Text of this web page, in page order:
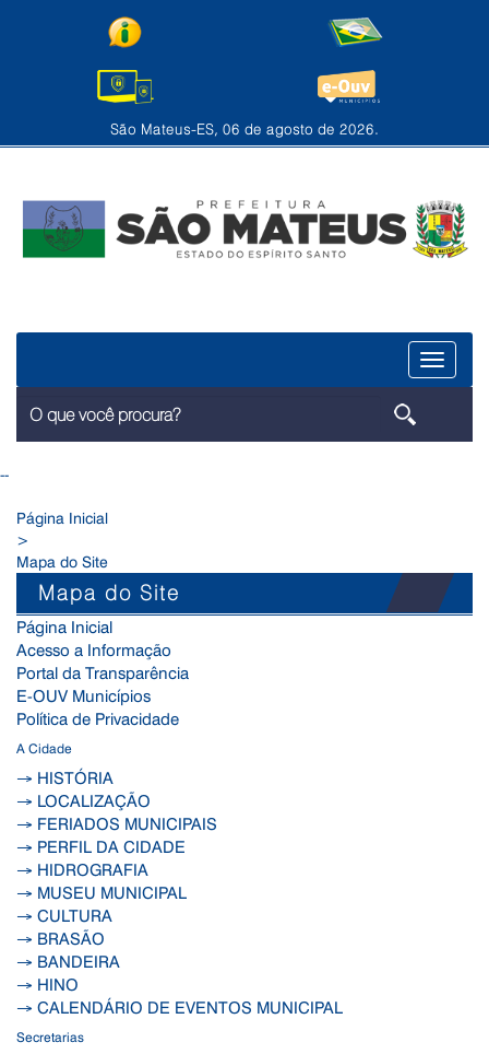
São Mateus-ES, 06 de agosto de 2026.
Menu
--
Página Inicial
>
Mapa do Site
Mapa do Site
Página Inicial
Acesso a Informação
Portal da Transparência
E-OUV Municípios
Política de Privacidade
A Cidade
→ HISTÓRIA
→ LOCALIZAÇÃO
→ FERIADOS MUNICIPAIS
→ PERFIL DA CIDADE
→ HIDROGRAFIA
→ MUSEU MUNICIPAL
→ CULTURA
→ BRASÃO
→ BANDEIRA
→ HINO
→ CALENDÁRIO DE EVENTOS MUNICIPAL
Secretarias